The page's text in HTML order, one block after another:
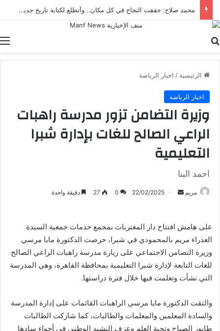
محمد صلاح: حققت النجاح في كل مكان.. وأتطلع لكتابة تاريخ جديد مع طرابزون سبور
الرئيسية / اخبار الرياضة
اخبار الرياضة
وزيرة التضامن تزور مدرسة راهبات
الراعي الصالح للغات بإدارة شبرا
التعليمية
احمد البنا
مريم
أرسل 22/02/2025
0
27 دقيقة واحدة
على هامش افتتاح دار المغتربات بمجمع خدمات جمعية السيدة
العذراء مريم بالمحمودي في شبرا، حرصت الدكتورة مايا مرسي
وزيرة التضامن الاجتماعي على زيارة مدرسة راهبات الراعي الصالح
للغات التابعة لإدارة شبرا التعليمية بمحافظة القاهرة، وهي المدرسة
التي نشأت وتعلمت فيها خلال فترة دراستها.
والتقت الدكتورة مايا مرسي الراهبات القائمات على إدارة المدرسة
والسادة المعلمين والمعلمات والطالبات، كما شاركت الطالبات
طابور الصباح وتحية العلم وعزف النشيد الوطني في أجواء سادها